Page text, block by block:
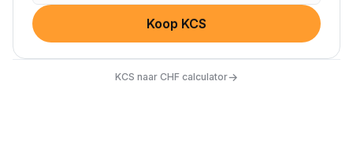
Koop KCS
KCS naar CHF calculator→